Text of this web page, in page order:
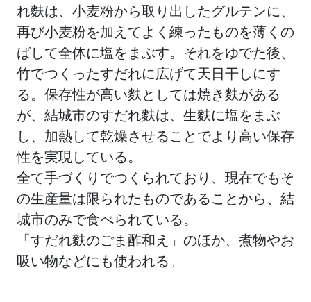
れ麩は、小麦粉から取り出したグルテンに、
再び小麦粉を加えてよく練ったものを薄くの
ばして全体に塩をまぶす。それをゆでた後、
竹でつくったすだれに広げて天日干しにす
る。保存性が高い麩としては焼き麩がある
が、結城市のすだれ麩は、生麩に塩をまぶ
し、加熱して乾燥させることでより高い保存
性を実現している。
全て手づくりでつくられており、現在でもそ
の生産量は限られたものであることから、結
城市のみで食べられている。
「すだれ麩のごま酢和え」のほか、煮物やお
吸い物などにも使われる。